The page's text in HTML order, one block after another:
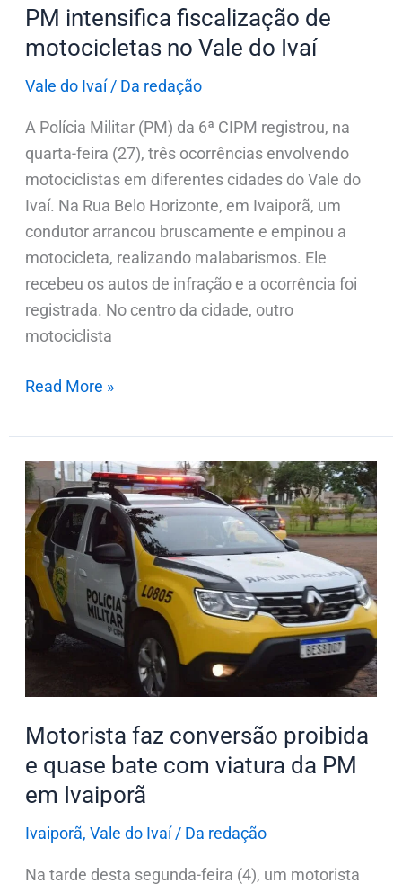
PM intensifica fiscalização de
motocicletas no Vale do Ivaí
Vale do Ivaí/ Da redação
A Polícia Militar (PM) da 6ª CIPM registrou, na
quarta-feira (27), três ocorrências envolvendo
motociclistas em diferentes cidades do Vale do
Ivaí. Na Rua Belo Horizonte, em Ivaiporã, um
condutor arrancou bruscamente e empinou a
motocicleta, realizando malabarismos. Ele
recebeu os autos de infração e a ocorrência foi
registrada. No centro da cidade, outro
motociclista
Read More »
Motorista faz conversão proibida
e quase bate com viatura da PM
em Ivaiporã
Ivaiporã, Vale do Ivaí/ Da redação
Na tarde desta segunda-feira (4), um motorista
Motorista
faz
conversão
proibida
e
quase
bate
PM
em
Ivaiporã